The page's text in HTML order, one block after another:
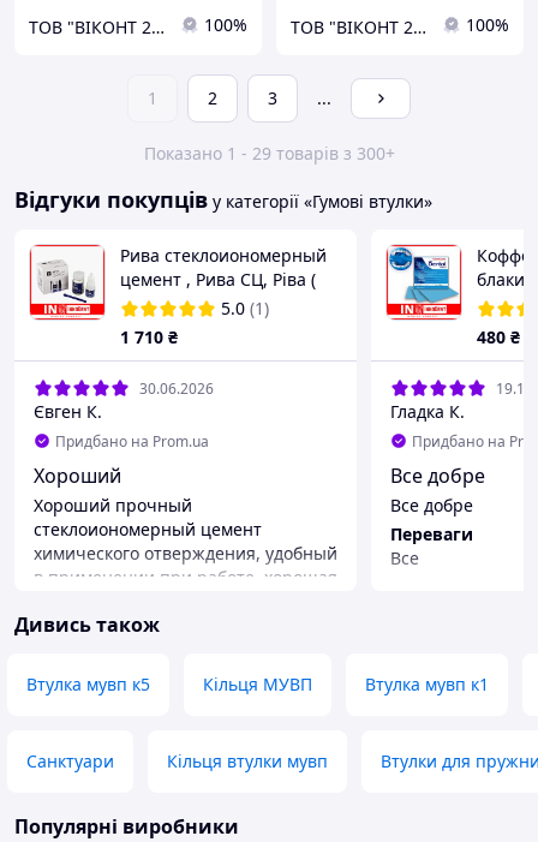
ТОВ "ВІКОНТ 2000" 100% ТОВ "ВІКОНТ 2000" 100%
1 2 3 ...
Показано 1 - 29 товарів з 300+
Відгуки покупців у категорії «Гумові втулки»
Рива cтеклоиономерный
цемент , Рива СЦ, Ріва (
Riva Self Cure SDI ) А3
5.0 (1)
1 710 ₴
30.06.2026
Євген К.
Придбано на Prom.ua
Хороший
Хороший прочный
стеклоиономерный цемент
химического отверждения, удобный
в применении при работе, хорошая
Переваги
Blue
480 ₴
Гладка К.
Придбано на
Все добре
Все добре
Переваги
Все
Дивись також
Втулка мувп к5 Кільця МУВП Втулка мувп к1
Санктуари Кільця втулки мувп Втулки для
Популярні виробники